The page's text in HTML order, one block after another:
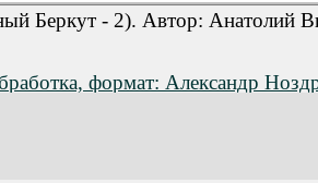
Беркут - 2). Автор: Анатолий
формат: Александр